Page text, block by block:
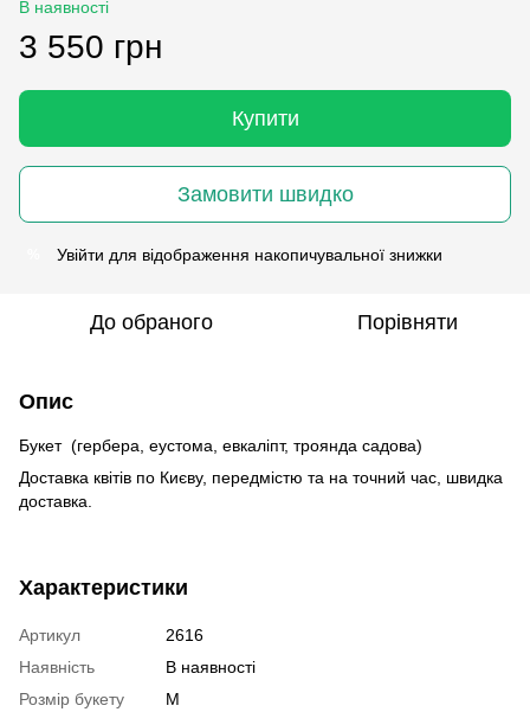
В наявності
3 550 грн
Купити
Замовити швидко
Увійти для відображення накопичувальної знижки
До обраного Порівняти
Опис
Букет (гербера, еустома, евкаліпт, троянда садова)
Доставка квітів по Києву, передмістю та на точний час, швидка
доставка.
Характеристики
Артикул
2616
Наявність
В наявності
Розмір букету
M